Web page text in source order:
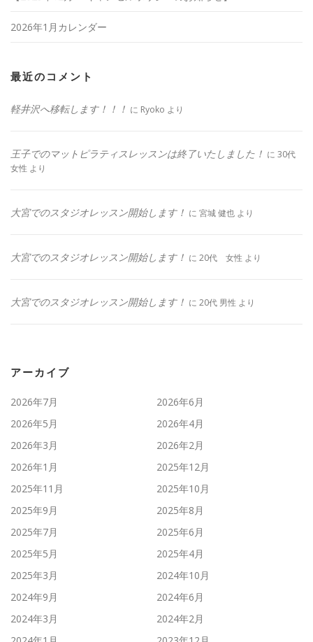
2026年1月カレンダー
最近のコメント
軽井沢へ移転します！！！ に Ryoko より
王子でのマットピラティスレッスンは終了いたしました！ に 30代
女性 より
大宮でのスタジオレッスン開始します！ に 宮城 健也 より
大宮でのスタジオレッスン開始します！ に 20代 女性 より
大宮でのスタジオレッスン開始します！ に 20代 男性 より
アーカイブ
2026年7月
2026年6月
2026年5月
2026年4月
2026年3月
2026年2月
2026年1月
2025年12月
2025年11月
2025年10月
2025年9月
2025年8月
2025年7月
2025年6月
2025年5月
2025年4月
2025年3月
2024年10月
2024年9月
2024年6月
2024年3月
2024年2月